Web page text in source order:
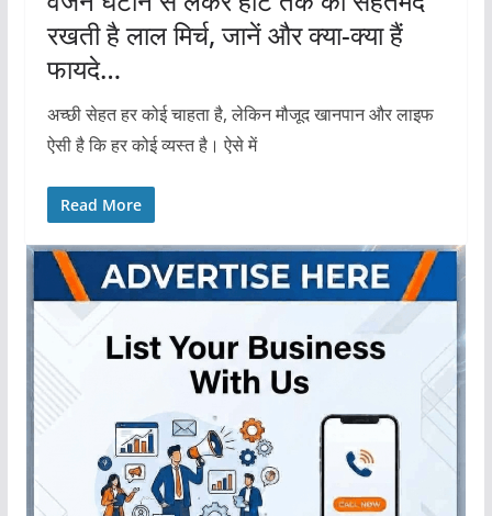
रखती है लाल मिर्च, जानें और क्या-क्या हैं
फायदे…
अच्छी सेहत हर कोई चाहता है, लेकिन मौजूद खानपान और लाइफ
ऐसी है कि हर कोई व्यस्त है। ऐसे में
Read More